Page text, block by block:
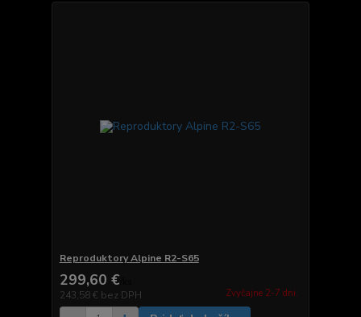
Reproduktory Alpine R2-S65
299,60 €
243,58 € bez DPH Zvyčajne 2-7 dni.